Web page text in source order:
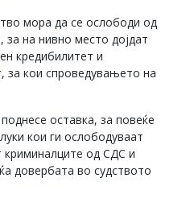
мора да се ослободи од
на нивно место дојдат
кредибилитет и
за кои спроведувањето на
оставка, за повеќе
кои ги ослободуваат
криминалците од СДС и
довербата во судството